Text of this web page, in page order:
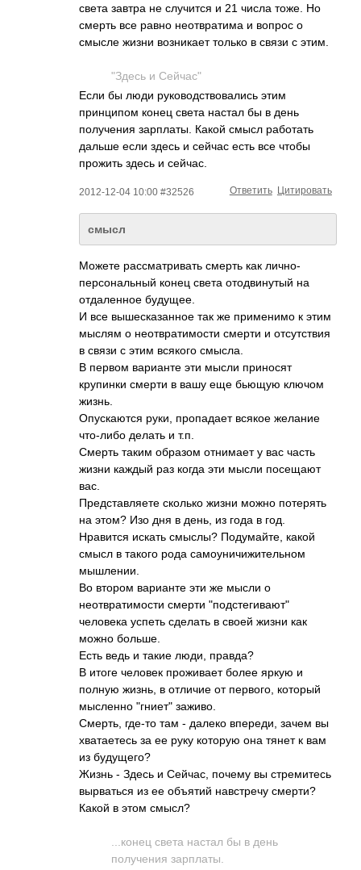
света завтра не случится и 21 числа тоже. Но
смерть все равно неотвратима и вопрос о
смысле жизни возникает только в связи с этим.
"Здесь и Сейчас"
Если бы люди руководствовалис­ь этим
принципом конец света настал бы в день
получения зарплаты. Какой смысл работать
дальше если здесь и сейчас есть все чтобы
прожить здесь и сейчас.
2012-12-04 10:00 #32526 Цитировать
Ответить
смысл
Можете рассматривать смерть как лично-
персональн­ый конец света отодвинутый на
отдаленное будущее.
И все вышесказанное так же применимо к этим
мыслям о неотвратимости смерти и отсутствия
в связи с этим всякого смысла.
В первом варианте эти мысли приносят
крупинки смерти в вашу еще бьющую ключом
жизнь.
Опускаются руки, пропадает всякое желание
что-либо делать и т.п.
Смерть таким образом отнимает у вас часть
жизни каждый раз когда эти мысли посещают
вас.
Представляете сколько жизни можно потерять
на этом? Изо дня в день, из года в год.
Нравится искать смыслы? Подумайте, какой
смысл в такого рода самоуничижительн­ом
мышлении.
Во втором варианте эти же мысли о
неотвратимости смерти "подстегивают"
человека успеть сделать в своей жизни как
можно больше.
Есть ведь и такие люди, правда?
В итоге человек проживает более яркую и
полную жизнь, в отличие от первого, который
мысленно "гниет" заживо.
Смерть, где-то там - далеко впереди, зачем вы
хватаетесь за ее руку которую она тянет к вам
из будущего?
Жизнь - Здесь и Сейчас, почему вы стремитесь
вырваться из ее объятий навстречу смерти?
Какой в этом смысл?
...конец света настал бы в день
получения зарплаты.